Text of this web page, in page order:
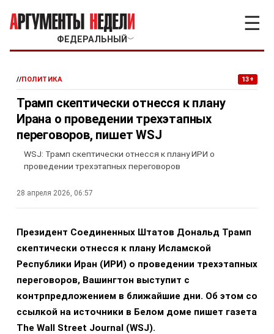
ФЕДЕРАЛЬНЫЙ ﹀
☰
//ПОЛИТИКА 13+
Трамп скептически отнесся к плану
Ирана о проведении трехэтапных
переговоров, пишет WSJ
WSJ: Трамп скептически отнесся к плану ИРИ о
проведении трехэтапных переговоров
28 апреля 2026, 06:57
Президент Соединенных Штатов Дональд Трамп
скептически отнесся к плану Исламской
Республики Иран (ИРИ) о проведении трехэтапных
переговоров, Вашингтон выступит с
контрпредложением в ближайшие дни. Об этом со
ссылкой на источники в Белом доме пишет газета
The Wall Street Journal (WSJ).